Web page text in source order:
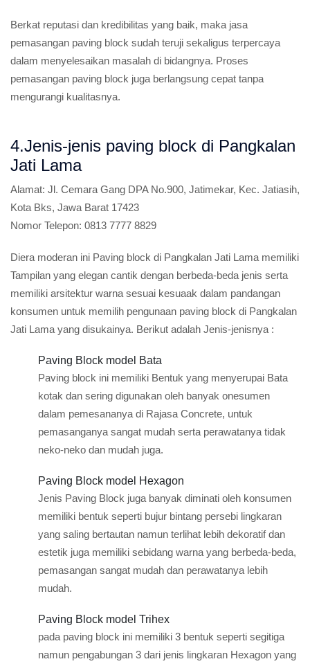
Berkat reputasi dan kredibilitas yang baik, maka jasa
pemasangan paving block sudah teruji sekaligus terpercaya
dalam menyelesaikan masalah di bidangnya. Proses
pemasangan paving block juga berlangsung cepat tanpa
mengurangi kualitasnya.
4.Jenis-jenis paving block di Pangkalan
Jati Lama
Alamat: Jl. Cemara Gang DPA No.900, Jatimekar, Kec. Jatiasih,
Kota Bks, Jawa Barat 17423
Nomor Telepon: 0813 7777 8829
Diera moderan ini Paving block di Pangkalan Jati Lama memiliki
Tampilan yang elegan cantik dengan berbeda-beda jenis serta
memiliki arsitektur warna sesuai kesuaak dalam pandangan
konsumen untuk memilih pengunaan paving block di Pangkalan
Jati Lama yang disukainya. Berikut adalah Jenis-jenisnya :
Paving Block model Bata
Paving block ini memiliki Bentuk yang menyerupai Bata
kotak dan sering digunakan oleh banyak onesumen
dalam pemesananya di Rajasa Concrete, untuk
pemasanganya sangat mudah serta perawatanya tidak
neko-neko dan mudah juga.
Paving Block model Hexagon
Jenis Paving Block juga banyak diminati oleh konsumen
memiliki bentuk seperti bujur bintang persebi lingkaran
yang saling bertautan namun terlihat lebih dekoratif dan
estetik juga memiliki sebidang warna yang berbeda-beda,
pemasangan sangat mudah dan perawatanya lebih
mudah.
Paving Block model Trihex
pada paving block ini memiliki 3 bentuk seperti segitiga
namun pengabungan 3 dari jenis lingkaran Hexagon yang